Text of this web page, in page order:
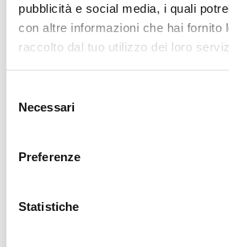
pubblicità e social media, i quali
con altre informazioni che hai fornito
raccolto dal tuo utilizzo dei loro
delNecessari
Preferenze
Statistiche
Martina
Sito Ufficiale